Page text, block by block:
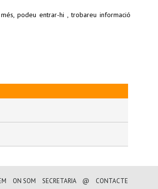
podeu entrar-hi , trobareu informació
ON SOM SECRETARIA @ CONTACTE